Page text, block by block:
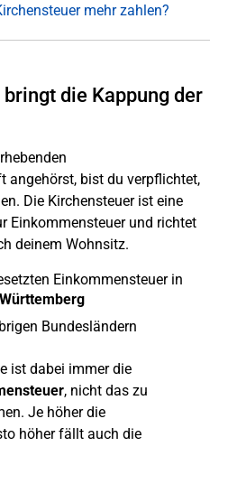
mehr zahlen?
die Kappung der
angehörst, bist du verpflichtet,
Die Kirchensteuer ist eine
Einkommensteuer und richtet
deinem Wohnsitz.
Einkommensteuer in
Bundesländern
ist dabei immer die
, nicht das zu
Je höher die
höher fällt auch die